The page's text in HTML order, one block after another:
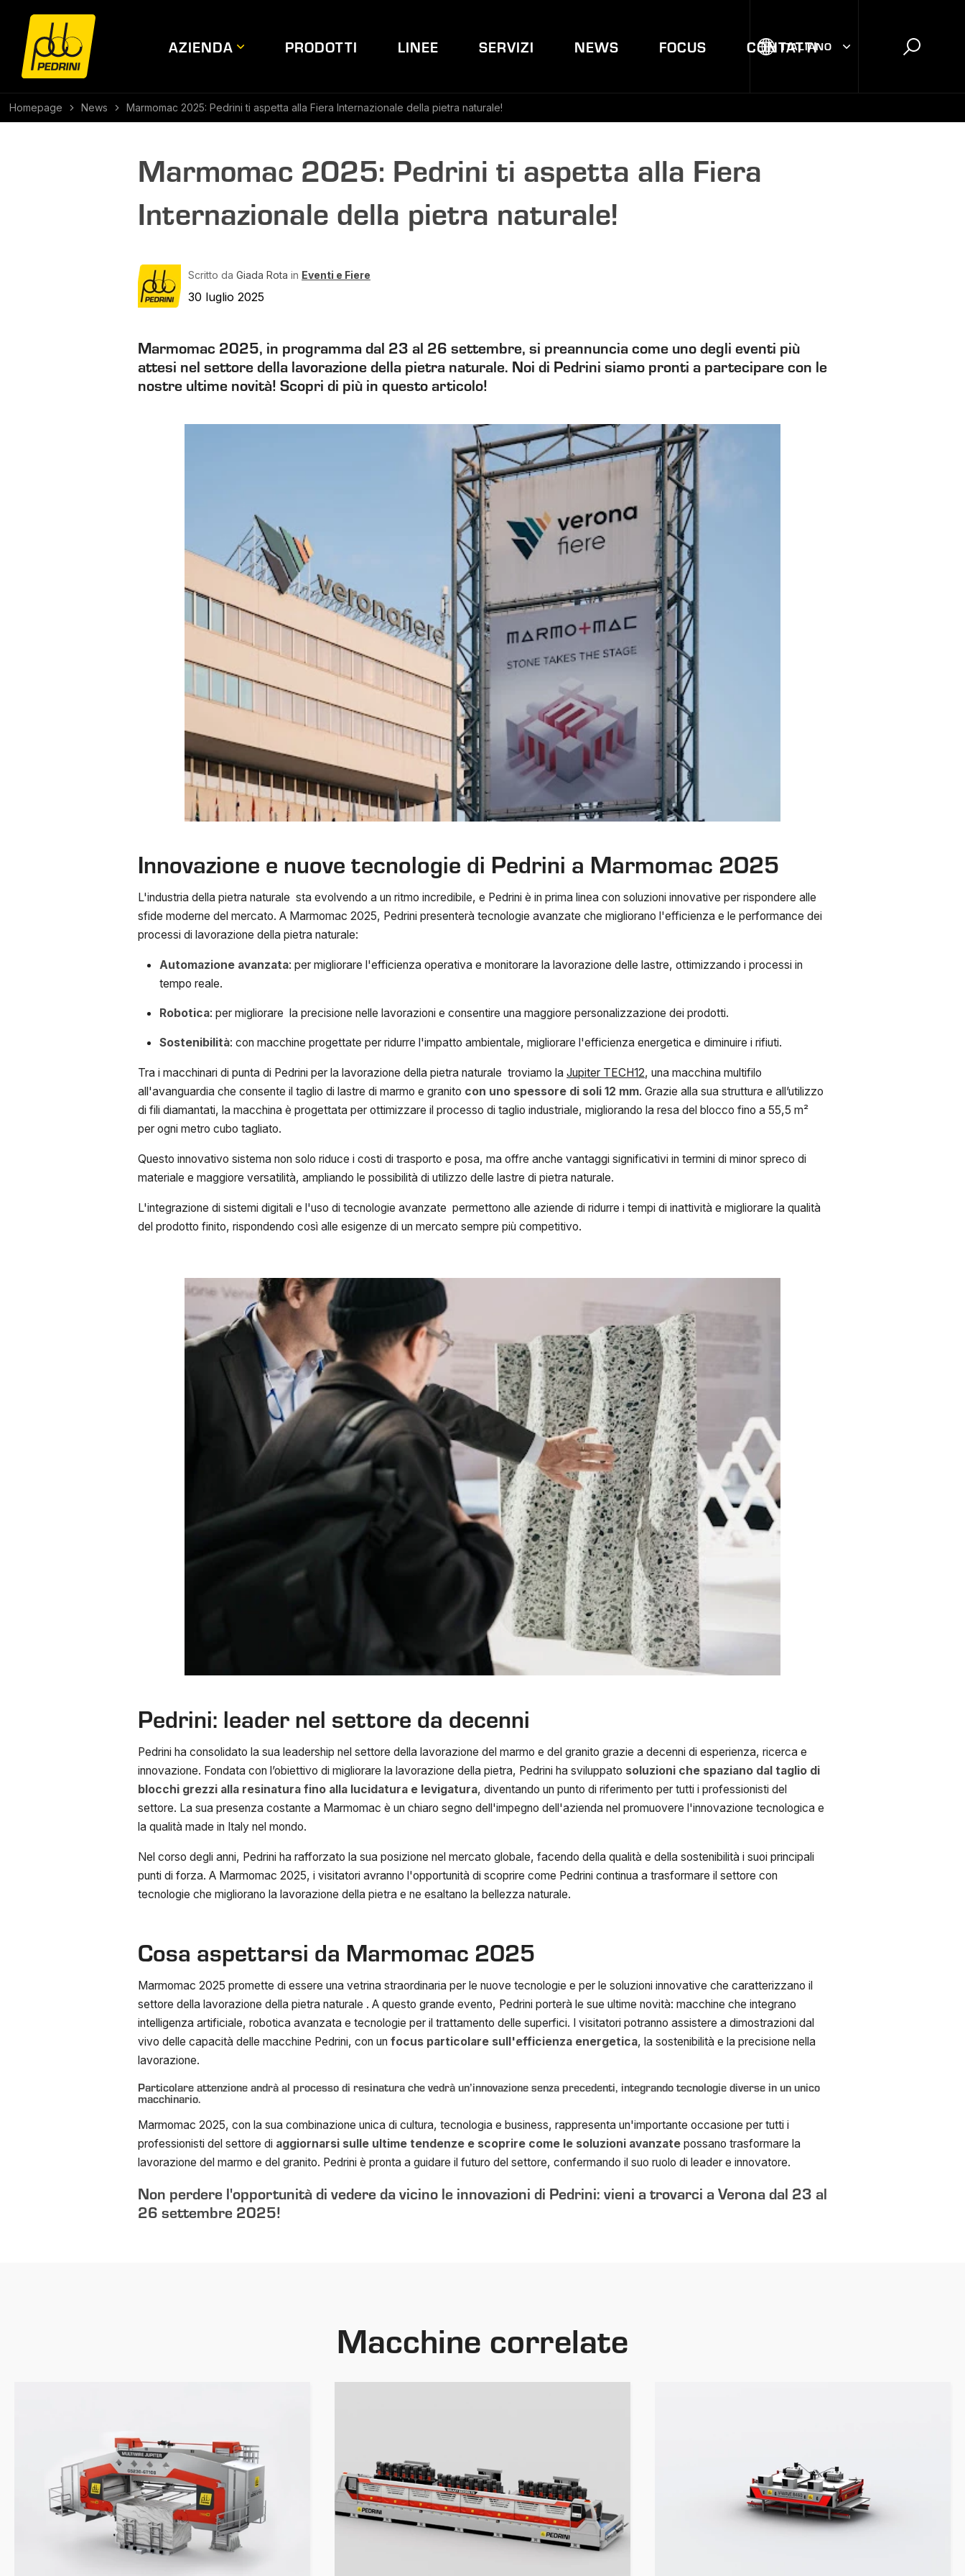
AZIENDA PRODOTTI LINEE SERVIZI NEWS FOCUS CONTATTI
ITALIANO
Homepage News Marmomac 2025: Pedrini ti aspetta alla Fiera Internazionale della pietra naturale!
Marmomac 2025: Pedrini ti aspetta alla Fiera
Internazionale della pietra naturale!
Scritto da Giada Rota in Eventi e Fiere
30 luglio 2025
Marmomac 2025, in programma dal 23 al 26 settembre, si preannuncia come uno degli eventi più
attesi nel settore della lavorazione della pietra naturale. Noi di Pedrini siamo pronti a partecipare con le
nostre ultime novità! Scopri di più in questo articolo!
Innovazione e nuove tecnologie di Pedrini a Marmomac 2025
L'industria della pietra naturale sta evolvendo a un ritmo incredibile, e Pedrini è in prima linea con soluzioni innovative per rispondere alle
sfide moderne del mercato. A Marmomac 2025, Pedrini presenterà tecnologie avanzate che migliorano l'efficienza e le performance dei
processi di lavorazione della pietra naturale:
Automazione avanzata: per migliorare l'efficienza operativa e monitorare la lavorazione delle lastre, ottimizzando i processi in
tempo reale.
Robotica: per migliorare la precisione nelle lavorazioni e consentire una maggiore personalizzazione dei prodotti.
Sostenibilità: con macchine progettate per ridurre l'impatto ambientale, migliorare l'efficienza energetica e diminuire i rifiuti.
Tra i macchinari di punta di Pedrini per la lavorazione della pietra naturale troviamo la Jupiter TECH12, una macchina multifilo
all'avanguardia che consente il taglio di lastre di marmo e granito con uno spessore di soli 12 mm. Grazie alla sua struttura e all’utilizzo
di fili diamantati, la macchina è progettata per ottimizzare il processo di taglio industriale, migliorando la resa del blocco fino a 55,5 m²
per ogni metro cubo tagliato.
Questo innovativo sistema non solo riduce i costi di trasporto e posa, ma offre anche vantaggi significativi in termini di minor spreco di
materiale e maggiore versatilità, ampliando le possibilità di utilizzo delle lastre di pietra naturale.
L'integrazione di sistemi digitali e l'uso di tecnologie avanzate permettono alle aziende di ridurre i tempi di inattività e migliorare la qualità
del prodotto finito, rispondendo così alle esigenze di un mercato sempre più competitivo.
Pedrini: leader nel settore da decenni
Pedrini ha consolidato la sua leadership nel settore della lavorazione del marmo e del granito grazie a decenni di esperienza, ricerca e
innovazione. Fondata con l’obiettivo di migliorare la lavorazione della pietra, Pedrini ha sviluppato soluzioni che spaziano dal taglio di
blocchi grezzi alla resinatura fino alla lucidatura e levigatura, diventando un punto di riferimento per tutti i professionisti del
settore. La sua presenza costante a Marmomac è un chiaro segno dell'impegno dell'azienda nel promuovere l'innovazione tecnologica e
la qualità made in Italy nel mondo.
Nel corso degli anni, Pedrini ha rafforzato la sua posizione nel mercato globale, facendo della qualità e della sostenibilità i suoi principali
punti di forza. A Marmomac 2025, i visitatori avranno l'opportunità di scoprire come Pedrini continua a trasformare il settore con
tecnologie che migliorano la lavorazione della pietra e ne esaltano la bellezza naturale.
Cosa aspettarsi da Marmomac 2025
Marmomac 2025 promette di essere una vetrina straordinaria per le nuove tecnologie e per le soluzioni innovative che caratterizzano il
settore della lavorazione della pietra naturale . A questo grande evento, Pedrini porterà le sue ultime novità: macchine che integrano
intelligenza artificiale, robotica avanzata e tecnologie per il trattamento delle superfici. I visitatori potranno assistere a dimostrazioni dal
vivo delle capacità delle macchine Pedrini, con un focus particolare sull'efficienza energetica, la sostenibilità e la precisione nella
lavorazione.
Particolare attenzione andrà al processo di resinatura che vedrà un’innovazione senza precedenti, integrando tecnologie diverse in un unico
macchinario.
Marmomac 2025, con la sua combinazione unica di cultura, tecnologia e business, rappresenta un'importante occasione per tutti i
professionisti del settore di aggiornarsi sulle ultime tendenze e scoprire come le soluzioni avanzate possano trasformare la
lavorazione del marmo e del granito. Pedrini è pronta a guidare il futuro del settore, confermando il suo ruolo di leader e innovatore.
Non perdere l'opportunità di vedere da vicino le innovazioni di Pedrini: vieni a trovarci a Verona dal 23 al
26 settembre 2025!
Macchine correlate